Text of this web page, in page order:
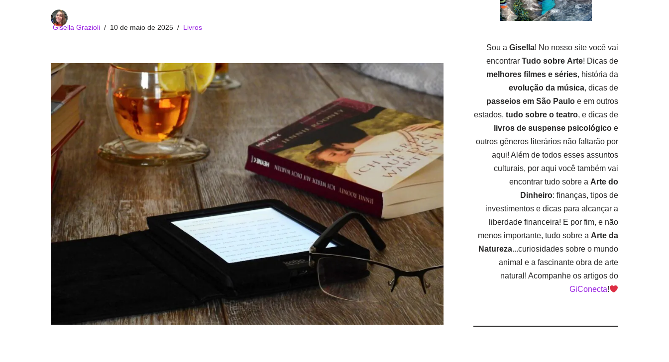
Gisella Grazioli 10 de maio de 2025 Livros
Sou a Gisella! No nosso site você vai
encontrar Tudo sobre Arte! Dicas de
melhores filmes e séries, história da
evolução da música, dicas de
passeios em São Paulo e em outros
estados, tudo sobre o teatro, e dicas de
livros de suspense psicológico e
outros gêneros literários não faltarão por
aqui! Além de todos esses assuntos
culturais, por aqui você também vai
encontrar tudo sobre a Arte do
Dinheiro: finanças, tipos de
investimentos e dicas para alcançar a
liberdade financeira! E por fim, e não
menos importante, tudo sobre a Arte da
Natureza...curiosidades sobre o mundo
animal e a fascinante obra de arte
natural! Acompanhe os artigos do
GiConecta!